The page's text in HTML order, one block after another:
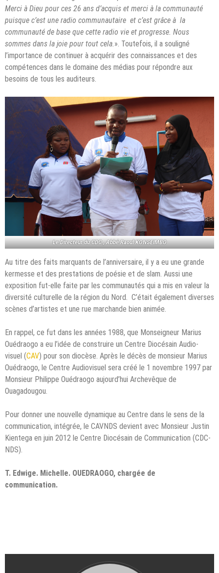
Merci à Dieu pour ces 26 ans d’acquis et merci à la communauté
puisque c’est une radio communautaire et c’est grâce à la
communauté de base que cette radio vie et progresse. Nous
sommes dans la joie pour tout cela. ». Toutefois, il a souligné
l’importance de continuer à acquérir des connaissances et des
compétences dans le domaine des médias pour répondre aux
besoins de tous les auditeurs.
Le Directeur du CDC , Abbé Raoul KONSEIMBO
Au titre des faits marquants de l’anniversaire, il y a eu une grande
kermesse et des prestations de poésie et de slam. Aussi une
exposition fut-elle faite par les communautés qui a mis en valeur la
diversité culturelle de la région du Nord. C’était également diverses
scènes d’artistes et une rue marchande bien animée.
En rappel, ce fut dans les années 1988, que Monseigneur Marius
Ouédraogo a eu l’idée de construire un Centre Diocésain Audio-
visuel (CAV) pour son diocèse. Après le décès de monsieur Marius
Ouédraogo, le Centre Audiovisuel sera créé le 1 novembre 1997 par
Monsieur Philippe Ouédraogo aujourd’hui Archevêque de
Ouagadougou.
Pour donner une nouvelle dynamique au Centre dans le sens de la
communication, intégrée, le CAVNDS devient avec Monsieur Justin
Kientega en juin 2012 le Centre Diocésain de Communication (CDC-
NDS).
T. Edwige. Michelle. OUEDRAOGO, chargée de
communication.